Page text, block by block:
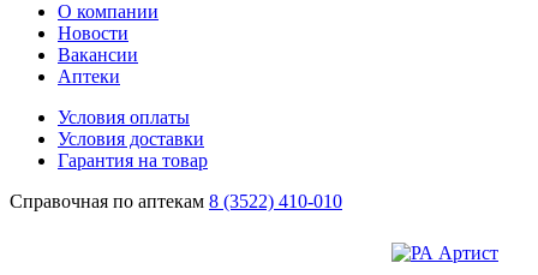
О компании
Новости
Вакансии
Аптеки
Условия оплаты
Условия доставки
Гарантия на товар
Справочная по аптекам 8 (3522) 410-010